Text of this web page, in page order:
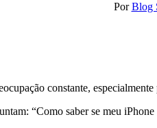
PorBlog
constante,
“Como saber se meu